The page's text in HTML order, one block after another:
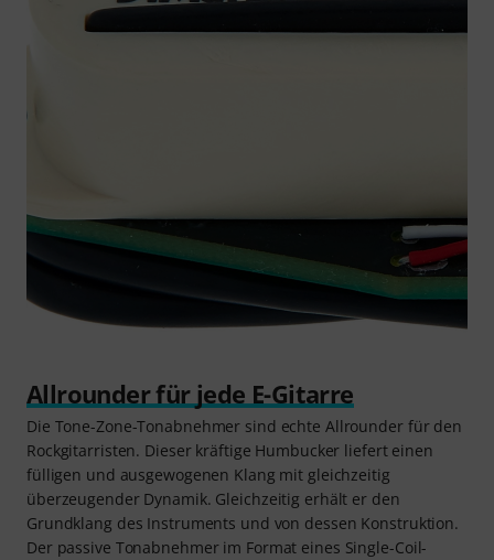
Allrounder für jede E-Gitarre
Die Tone-Zone-Tonabnehmer sind echte Allrounder für den
Rockgitarristen. Dieser kräftige Humbucker liefert einen
fülligen und ausgewogenen Klang mit gleichzeitig
überzeugender Dynamik. Gleichzeitig erhält er den
Grundklang des Instruments und von dessen Konstruktion.
Der passive Tonabnehmer im Format eines Single-Coil-